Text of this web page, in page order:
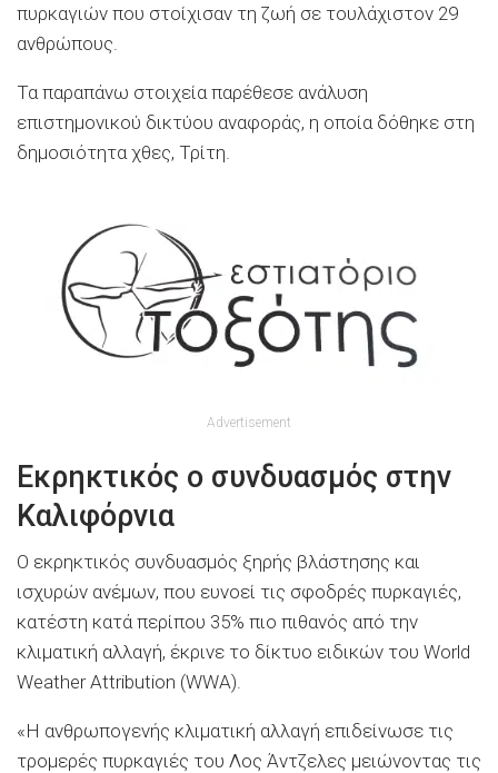
πυρκαγιών που στοίχισαν τη ζωή σε τουλάχιστον 29
ανθρώπους.
Τα παραπάνω στοιχεία παρέθεσε ανάλυση
επιστημονικού δικτύου αναφοράς, η οποία δόθηκε στη
δημοσιότητα χθες, Τρίτη.
Advertisement
Εκρηκτικός ο συνδυασμός στην
Καλιφόρνια
Ο εκρηκτικός συνδυασμός ξηρής βλάστησης και
ισχυρών ανέμων, που ευνοεί τις σφοδρές πυρκαγιές,
κατέστη κατά περίπου 35% πιο πιθανός από την
κλιματική αλλαγή, έκρινε το δίκτυο ειδικών του World
Weather Attribution (WWA).
«Η ανθρωπογενής κλιματική αλλαγή επιδείνωσε τις
τρομερές πυρκαγιές του Λος Άντζελες μειώνοντας τις